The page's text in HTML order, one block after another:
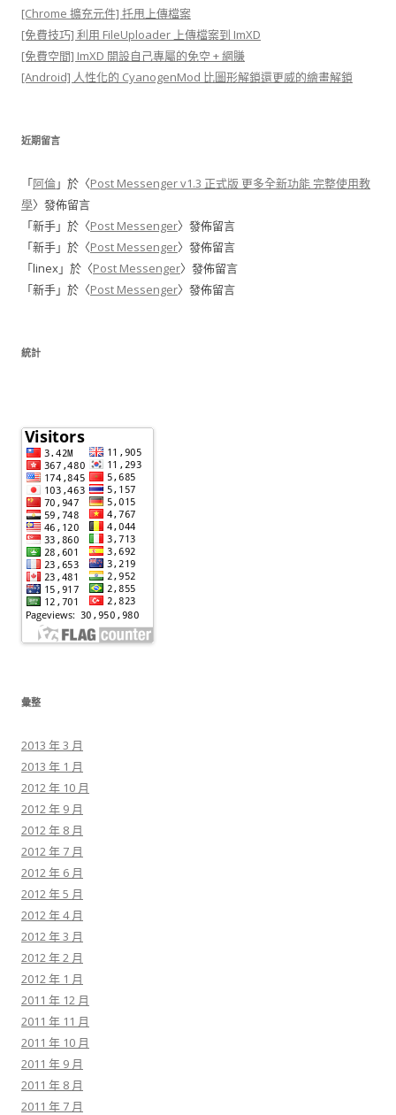
[Chrome 擴充元件] 托甩上傳檔案
[免費技巧] 利用 FileUploader 上傳檔案到 ImXD
[免費空間] ImXD 開設自己專屬的免空 + 網賺
[Android] 人性化的 CyanogenMod 比圖形解鎖還更威的繪畫解鎖
近期留言
「阿倫」於〈Post Messenger v1.3 正式版 更多全新功能 完整使用教
學〉發佈留言
「新手」於〈Post Messenger〉發佈留言
「新手」於〈Post Messenger〉發佈留言
「linex」於〈Post Messenger〉發佈留言
「新手」於〈Post Messenger〉發佈留言
統計
彙整
2013 年 3 月
2013 年 1 月
2012 年 10 月
2012 年 9 月
2012 年 8 月
2012 年 7 月
2012 年 6 月
2012 年 5 月
2012 年 4 月
2012 年 3 月
2012 年 2 月
2012 年 1 月
2011 年 12 月
2011 年 11 月
2011 年 10 月
2011 年 9 月
2011 年 8 月
2011 年 7 月